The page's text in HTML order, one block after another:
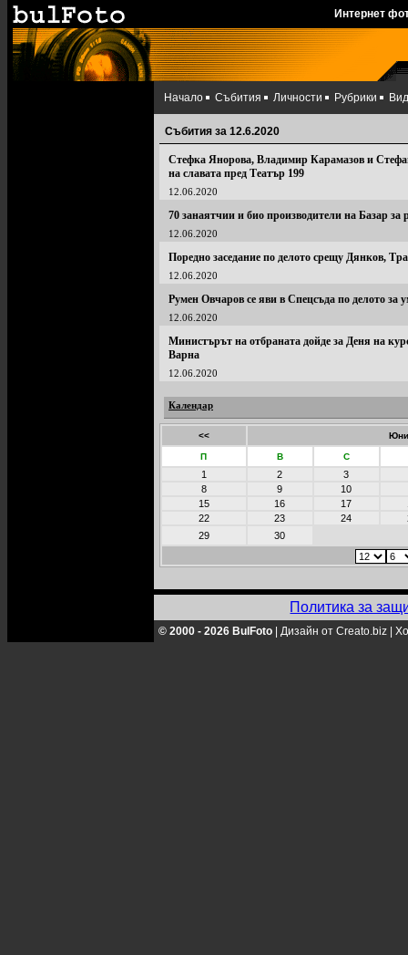
Интернет
Начало Събития Личности Рубрики
Събития за 12.6.2020
Стефка Янорова, Владимир Карамазов и
на славата пред Театър 199
12.06.2020
70 занаятчии и био производители на Базар за
12.06.2020
Поредно заседание по делото срещу Дянков,
12.06.2020
Румен Овчаров се яви в Спецсъда по делото за
12.06.2020
Министърът на отбраната дойде за Деня на
Варна
12.06.2020
Календар
<<
П В С
1 2
3
8
9
10
15
16 17
22
23 24
29
30
Политика за
© 2000 - 2026 BulFoto Дизайн от Creato.biz